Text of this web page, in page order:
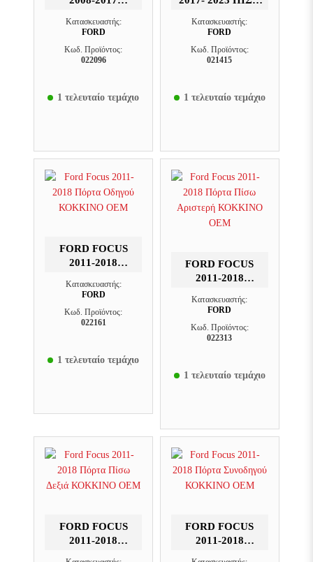
ΣΥΝΟΔΗΓΟΎ
Κατασκευαστής:
FORD
Κωδ. Προϊόντος:
022096
1 τελευταίο τεμάχιο
ΠΌΡΤΑ
Κατασκευαστής:
FORD
Κωδ. Προϊόντος:
021415
1 τελευταίο τεμάχιο
FORD FOCUS
2011-2018
ΚΟΚΚΙΝΟ OEM
Κατασκευαστής:
FORD
Κωδ. Προϊόντος:
022161
1 τελευταίο τεμάχιο
FORD FOCUS
2011-2018
ΑΡΙΣΤΕΡΉ
Κατασκευαστής:
FORD
Κωδ. Προϊόντος:
022313
1 τελευταίο τεμάχιο
FORD FOCUS
2011-2018
FORD FOCUS
2011-2018